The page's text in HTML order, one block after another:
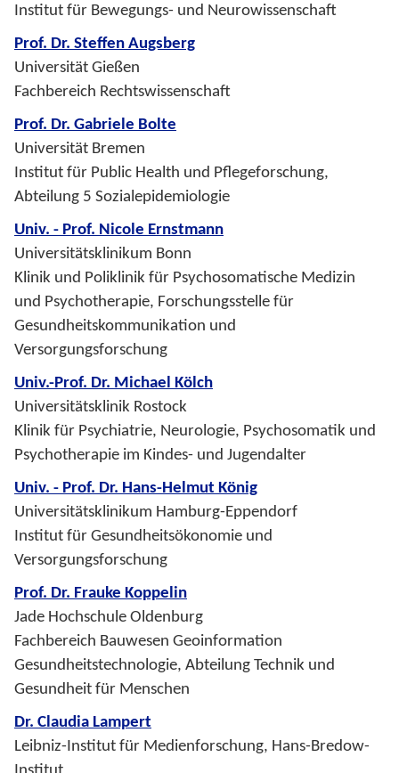
Institut für Bewegungs- und Neurowissenschaft
Prof. Dr. Steffen Augsberg
Universität Gießen
Fachbereich Rechtswissenschaft
Prof. Dr. Gabriele Bolte
Universität Bremen
Institut für Public Health und Pflegeforschung,
Abteilung 5 Sozialepidemiologie
Univ. - Prof. Nicole Ernstmann
Universitätsklinikum Bonn
Klinik und Poliklinik für Psychosomatische Medizin
und Psychotherapie, Forschungsstelle für
Gesundheitskommunikation und
Versorgungsforschung
Univ.-Prof. Dr. Michael Kölch
Universitätsklinik Rostock
Klinik für Psychiatrie, Neurologie, Psychosomatik und
Psychotherapie im Kindes- und Jugendalter
Univ. - Prof. Dr. Hans-Helmut König
Universitätsklinikum Hamburg-Eppendorf
Institut für Gesundheitsökonomie und
Versorgungsforschung
Prof. Dr. Frauke Koppelin
Jade Hochschule Oldenburg
Fachbereich Bauwesen Geoinformation
Gesundheitstechnologie, Abteilung Technik und
Gesundheit für Menschen
Dr. Claudia Lampert
Leibniz-Institut für Medienforschung, Hans-Bredow-